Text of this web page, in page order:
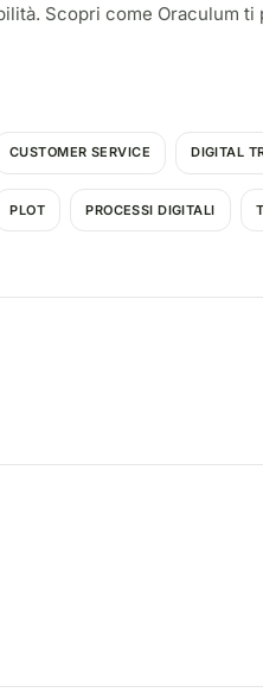
Scopri come Oraculum
CUSTOMER SERVICE DIGITAL
PLOT PROCESSI DIGITALI